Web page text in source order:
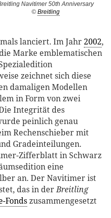
Navitimer 50th Anniversary
© Breitling
lanciert. Im Jahr2002,
Marke emblematischen
zeichnet sich diese
damaligen Modellen
in Form von zwei
Integrität des
peinlich genau
Rechenschieber mit
Gradeinteilungen.
Zifferblatt in Schwarz
eine
an. Der Navitimer ist
das in derBreitling
Fondszusammengesetzt